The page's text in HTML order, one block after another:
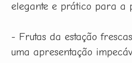
elegante e prático para a
- Frutas da estação
uma apresentação